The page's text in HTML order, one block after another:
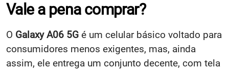
Vale a pena comprar?
O Galaxy A06 5G é um celular básico voltado para
consumidores menos exigentes, mas, ainda
assim, ele entrega um conjunto decente, com tela